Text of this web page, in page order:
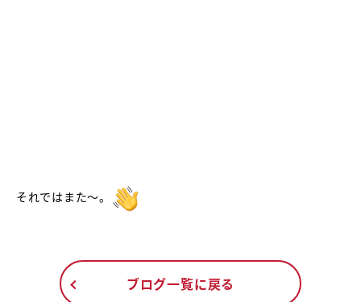
それではまた～。
ブログ一覧に戻る